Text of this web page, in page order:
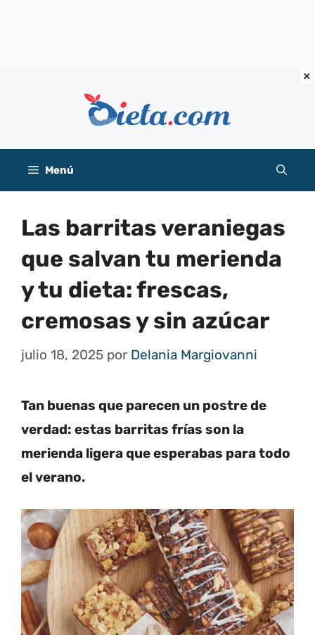
Menú
Las barritas veraniegas
que salvan tu merienda
y tu dieta: frescas,
cremosas y sin azúcar
julio 18, 2025 por Delania Margiovanni
Tan buenas que parecen un postre de
verdad: estas barritas frías son la
merienda ligera que esperabas para todo
el verano.